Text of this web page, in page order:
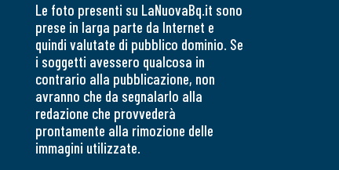
Le foto presenti su LaNuovaBq.it sono
prese in larga parte da Internet e
quindi valutate di pubblico dominio. Se
i soggetti avessero qualcosa in
contrario alla pubblicazione, non
avranno che da segnalarlo alla
redazione che provvederà
prontamente alla rimozione delle
immagini utilizzate.